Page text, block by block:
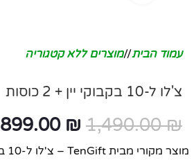
עמוד הבית/ מוצרים ללא קטגוריה
צ'לו ל-10 בקבוקי יין + 2 כוסות
1,490.00₪
899.00 ₪